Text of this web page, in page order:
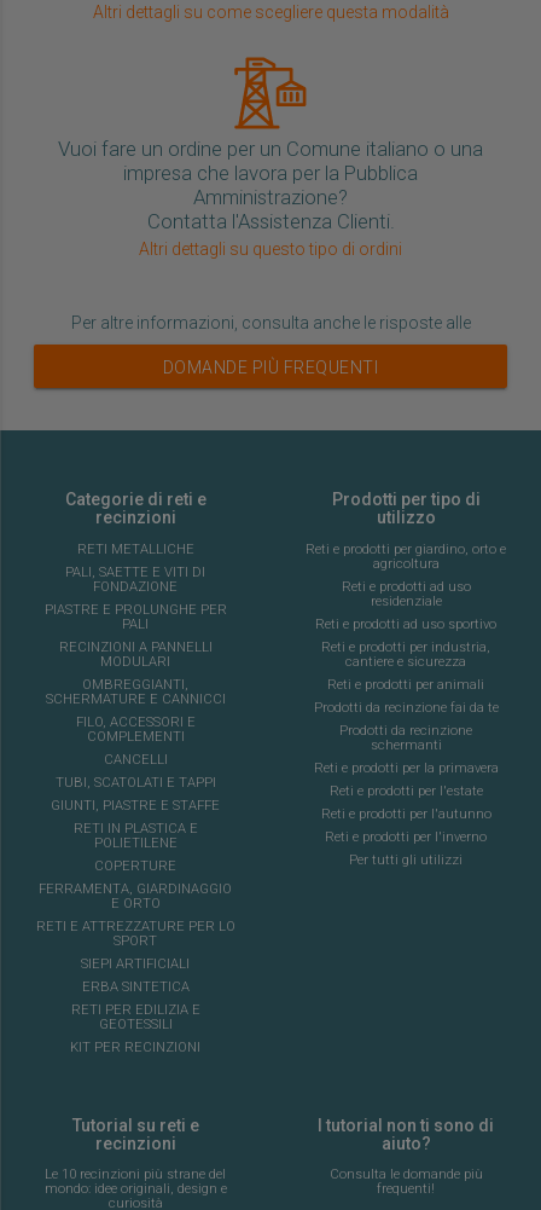
Altri dettagli su come scegliere questa modalità
Vuoi fare un ordine per un Comune italiano o una
impresa che lavora per la Pubblica
Amministrazione?
Contatta l'Assistenza Clienti.
Altri dettagli su questo tipo di ordini
Per altre informazioni, consulta anche le risposte alle
DOMANDE PIÙ FREQUENTI
Categorie di reti e
recinzioni
RETI METALLICHE
PALI, SAETTE E VITI DI
FONDAZIONE
PIASTRE E PROLUNGHE PER
PALI
RECINZIONI A PANNELLI
MODULARI
OMBREGGIANTI,
SCHERMATURE E CANNICCI
FILO, ACCESSORI E
COMPLEMENTI
CANCELLI
TUBI, SCATOLATI E TAPPI
GIUNTI, PIASTRE E STAFFE
RETI IN PLASTICA E
POLIETILENE
COPERTURE
FERRAMENTA, GIARDINAGGIO
E ORTO
RETI E ATTREZZATURE PER LO
SPORT
SIEPI ARTIFICIALI
ERBA SINTETICA
RETI PER EDILIZIA E
GEOTESSILI
KIT PER RECINZIONI
Prodotti per tipo di
utilizzo
Reti e prodotti per giardino, orto e
agricoltura
Reti e prodotti ad uso
residenziale
Reti e prodotti ad uso sportivo
Reti e prodotti per industria,
cantiere e sicurezza
Reti e prodotti per animali
Prodotti da recinzione fai da te
Prodotti da recinzione
schermanti
Reti e prodotti per la primavera
Reti e prodotti per l'estate
Reti e prodotti per l'autunno
Reti e prodotti per l'inverno
Per tutti gli utilizzi
Tutorial su reti e
recinzioni
Le 10 recinzioni più strane del
mondo: idee originali, design e
curiosità
I tutorial non ti sono di
aiuto?
Consulta le domande più
frequenti!